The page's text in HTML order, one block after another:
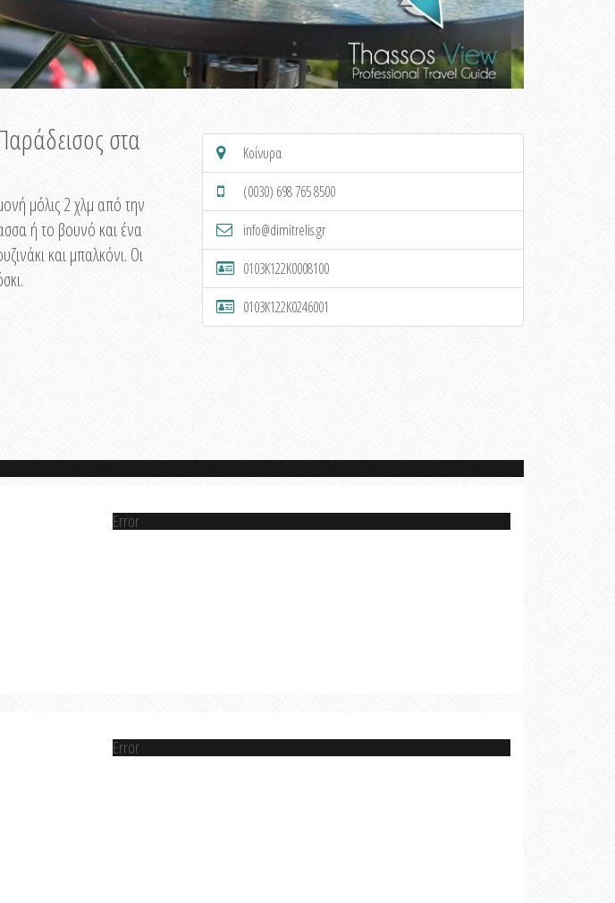
στα
μόλις 2 χλμ από την
ή το βουνό και ένα
και μπαλκόνι. Οι
Κοίνυρα
(0030) 698 765 8500
info@dimitrelis.gr
0103K122K0008100
0103K122K0246001
Error
Error